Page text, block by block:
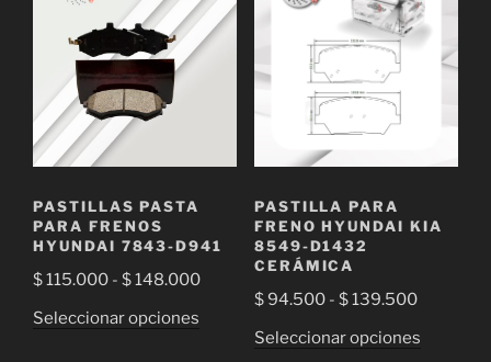
PASTILLAS PASTA
PARA FRENOS
HYUNDAI 7843-D941
$115.000 - $148.000Rango
precios:
Seleccionar opciones
producto
PASTILLA PARA
FRENO HYUNDAI KIA
8549-D1432
CERÁMICA
$94.500 - $139.500Rango
precios:
Seleccionar opcionesEste